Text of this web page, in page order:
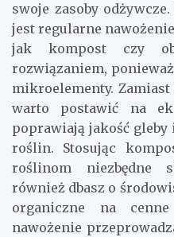
swoje zasoby
jest regularne
jak kompost czy
rozwiązaniem,
mikroelementy.
warto postawić na
poprawiają jakość
roślin. Stosując
roślinom niezbędne
również dbasz o
organiczne na
nawożenie